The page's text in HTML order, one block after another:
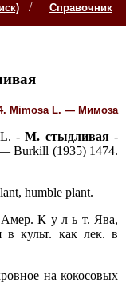
/
Справочник
Mimosa L. — Мимоза
L. -M. стыдливая-
Burkill (1935) 1474.
humble plant.
К у л ь т. Ява,
культ. как лек. в
на кокосовых